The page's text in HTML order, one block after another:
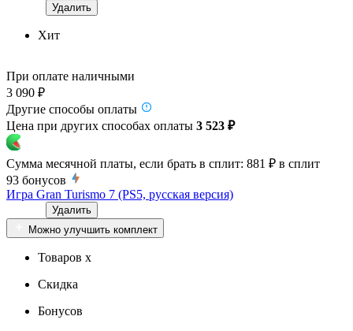
Удалить
Хит
При оплате наличными
3 090 ₽
Другие способы оплаты
Цена при других способах оплаты 3 523 ₽
Сумма месячной платы, если брать в сплит: 881 ₽ в сплит
93 бонусов
Игра Gran Turismo 7 (PS5, русская версия)
Удалить
Можно улучшить комплект
Товаров x
Скидка
Бонусов